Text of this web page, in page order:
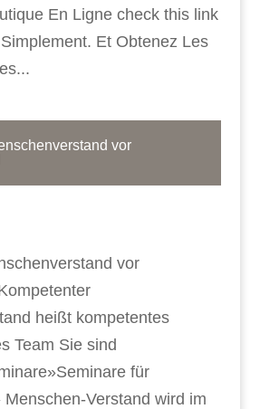
En Ligne check this link
Et Obtenez Les
vor
vor
heißt kompetentes
Team Sie sind
für
Verstand wird im